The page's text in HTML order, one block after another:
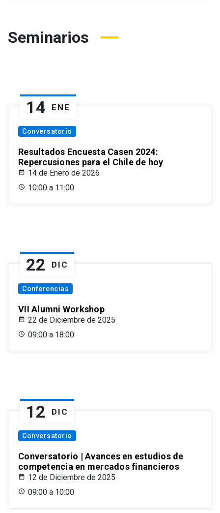
Seminarios
14 ENE
Conversatorio
Resultados Encuesta Casen 2024:
Repercusiones para el Chile de hoy
14 de Enero de 2026
10:00 a 11:00
22 DIC
Conferencias
VII Alumni Workshop
22 de Diciembre de 2025
09:00 a 18:00
12 DIC
Conversatorio
Conversatorio | Avances en estudios de
competencia en mercados financieros
12 de Diciembre de 2025
09:00 a 10:00